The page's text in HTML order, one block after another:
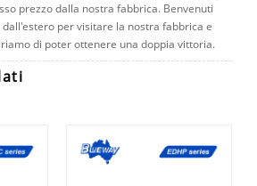
prezzo dalla nostra fabbrica. Benvenuti
per visitare la nostra fabbrica e
di poter ottenere una doppia vittoria.